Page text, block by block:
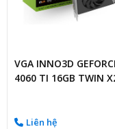
VGA INNO3D
4060 TI 16GB TWIN
Liên hệ